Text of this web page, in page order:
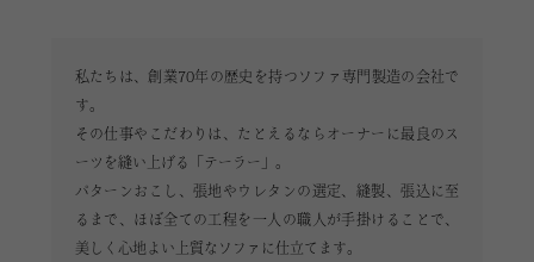
私たちは、創業70年の歴史を持つソファ専門製造の会社で
す。
その仕事やこだわりは、たとえるならオーナーに最良のス
ーツを縫い上げる「テーラー」。
パターンおこし、張地やウレタンの選定、縫製、張込に至
るまで、ほぼ全ての工程を一人の職人が手掛けることで、
美しく心地よい上質なソファに仕立てます。